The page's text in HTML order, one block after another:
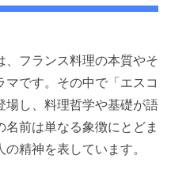
、フランス料理の本質やそ
です。その中で「エスコ
場し、料理哲学や基礎が語
前は単なる象徴にとどま
精神を表しています。